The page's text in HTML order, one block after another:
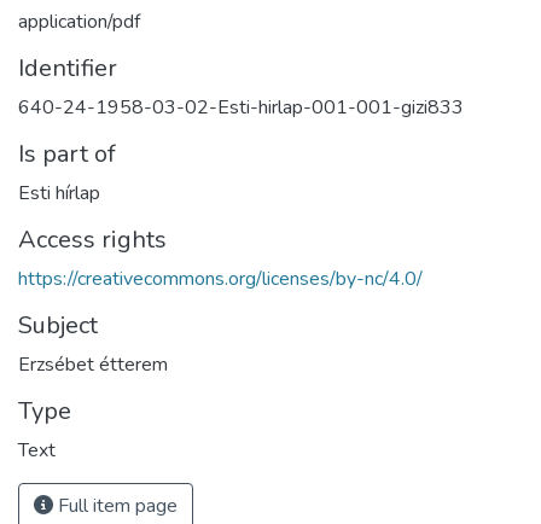
application/pdf
Identifier
640-24-1958-03-02-Esti-hirlap-001-001-gizi833
Is part of
Esti hírlap
Access rights
https://creativecommons.org/licenses/by-nc/4.0/
Subject
Erzsébet étterem
Type
Text
Full item page